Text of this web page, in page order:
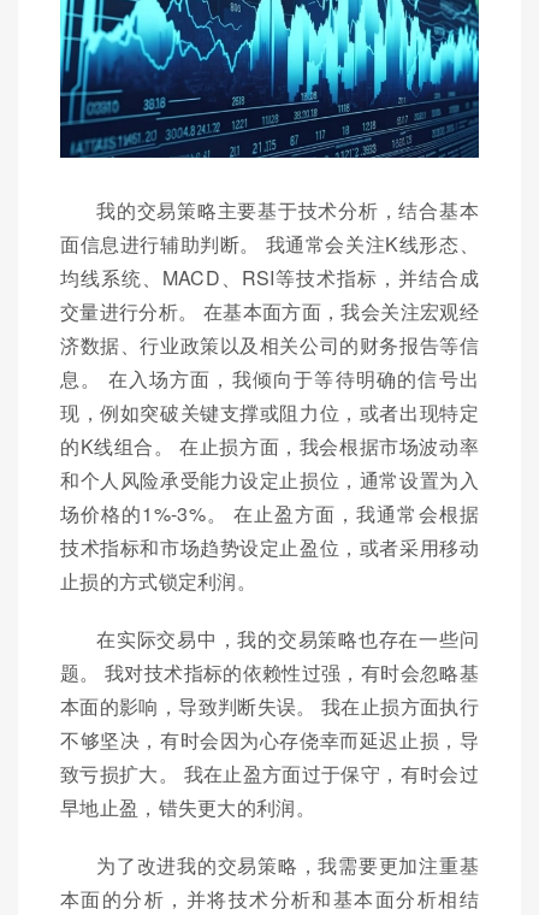
我的交易策略主要基于技术分析，结合基本
面信息进行辅助判断。 我通常会关注K线形态、
均线系统、MACD、RSI等技术指标，并结合成
交量进行分析。 在基本面方面，我会关注宏观经
济数据、行业政策以及相关公司的财务报告等信
息。 在入场方面，我倾向于等待明确的信号出
现，例如突破关键支撑或阻力位，或者出现特定
的K线组合。 在止损方面，我会根据市场波动率
和个人风险承受能力设定止损位，通常设置为入
场价格的1%-3%。 在止盈方面，我通常会根据
技术指标和市场趋势设定止盈位，或者采用移动
止损的方式锁定利润。
在实际交易中，我的交易策略也存在一些问
题。 我对技术指标的依赖性过强，有时会忽略基
本面的影响，导致判断失误。 我在止损方面执行
不够坚决，有时会因为心存侥幸而延迟止损，导
致亏损扩大。 我在止盈方面过于保守，有时会过
早地止盈，错失更大的利润。
为了改进我的交易策略，我需要更加注重基
本面的分析，并将技术分析和基本面分析相结